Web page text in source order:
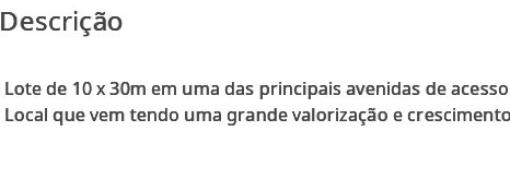
Descrição
Lote de 10 x 30m em uma das principais avenidas de
Local que vem tendo uma grande valorização e